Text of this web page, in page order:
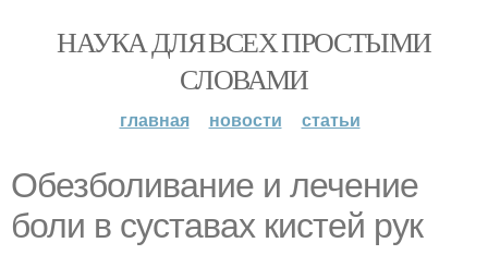
НАУКА ДЛЯ ВСЕХ ПРОСТЫМИ
СЛОВАМИ
главная новости статьи
Обезболивание и лечение
боли в суставах кистей рук